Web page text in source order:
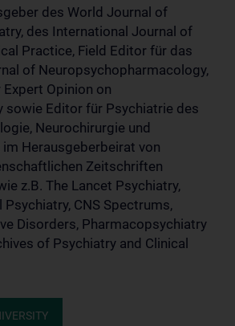
des World Journal of
des International Journal of
Practice, Field Editor für das
of Neuropsychopharmacology,
Opinion on
sowie Editor für Psychiatrie des
Neurochirurgie und
Herausgeberbeirat von
Zeitschriften
z.B. The Lancet Psychiatry,
CNS Spectrums,
Disorders, Pharmacopsychiatry
of Psychiatry and Clinical